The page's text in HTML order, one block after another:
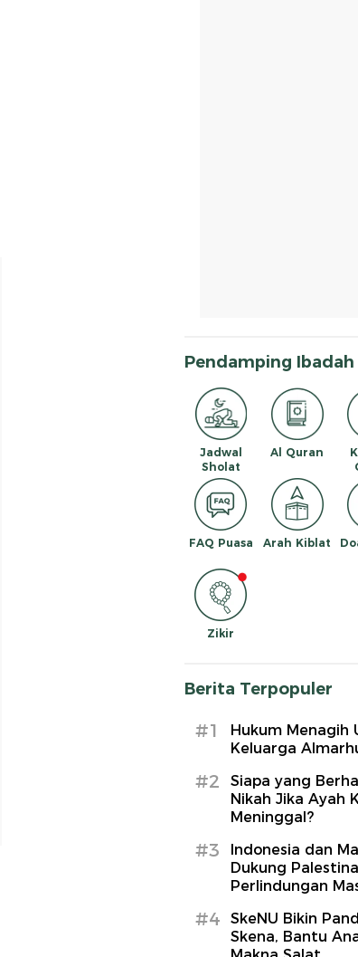
Pendamping Ibadah
Jadwal
Sholat
Al Quran
FAQ Puasa Arah Kiblat
Zikir
Berita Terpopuler
#1
Hukum Menagih
Keluarga
#2
Siapa yang
Nikah Jika Ayah
Meninggal?
#3
Indonesia dan
Dukung
Perlindungan
#4
SkeNU Bikin
Skena, Bantu